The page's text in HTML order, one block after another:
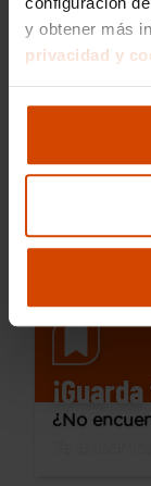
y obtener más
privacidad y
Desde 350 €
Audi A3
Sportback 35
2021
Híbrido no
I.V.A. Deducible
¿No